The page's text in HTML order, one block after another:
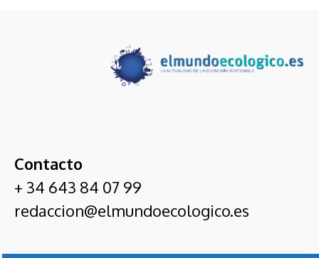
Contacto
+ 34 643 84 07 99
redaccion@elmundoecologico.es